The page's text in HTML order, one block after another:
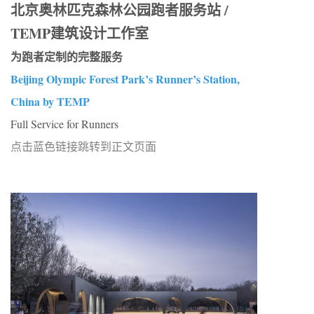
北京奥林匹克森林公园跑者服务站 /
TEMP建筑设计工作室
为跑者定制的完整服务
Beijing Olympic Forest Park’s Runner’s Station,
China by TEMP
Full Service for Runners
点击蓝色链接跳转到正文页面